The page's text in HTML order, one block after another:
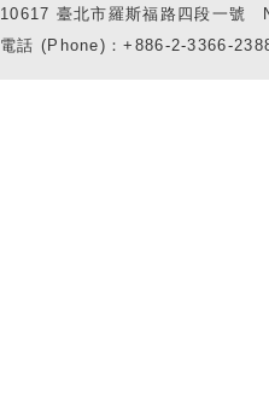
10617 臺北市羅斯福路四段一
電話 (Phone)：+886-2-3366-